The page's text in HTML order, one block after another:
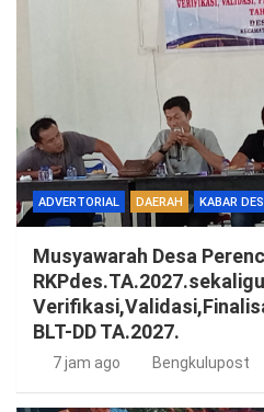
ADVERTORIAL DAERAH KABAR
Musyawarah Desa
BLT-DD TA.2027.
7 jam ago Bengkulupost